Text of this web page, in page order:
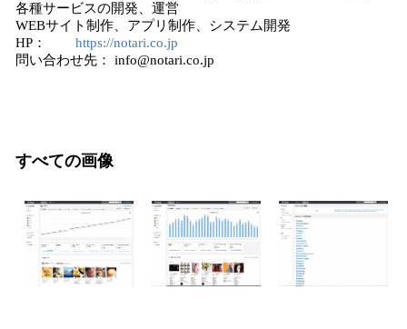
各種サービスの開発、運営
WEBサイト制作、アプリ制作、システム開発
HP： https://notari.co.jp
問い合わせ先： info@notari.co.jp
すべての画像